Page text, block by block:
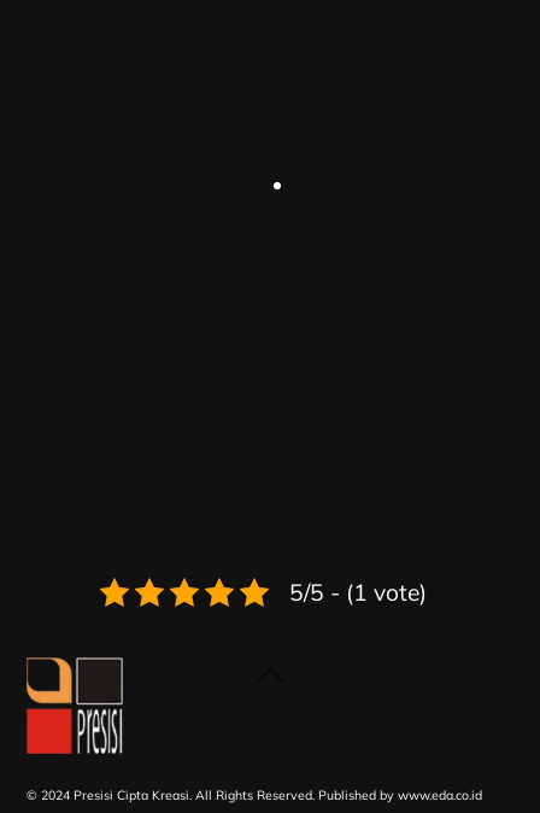
5/5 - (1 vote)
© 2024 Presisi Cipta Kreasi. All Rights Reserved. Published by www.eda.co.id